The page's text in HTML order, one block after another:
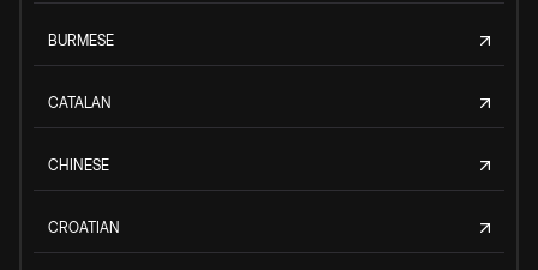
BURMESE
CATALAN
CHINESE
CROATIAN